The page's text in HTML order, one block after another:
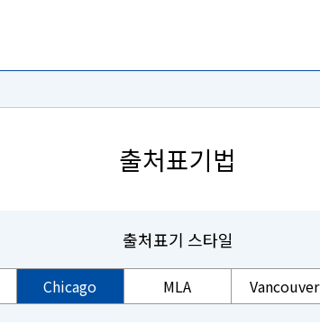
출처표기법
출처표기 스타일
Chicago MLA Vancouver